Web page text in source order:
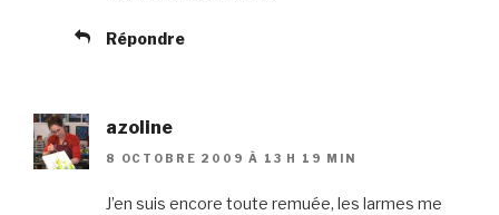
Répondre
azoline
8 OCTOBRE 2009 À 13 H 19 MIN
J’en suis encore toute remuée, les larmes me